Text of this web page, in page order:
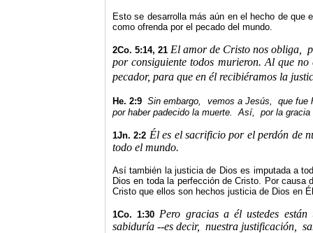
Esto se desarrolla más aún en el hecho de que
como ofrenda por el pecado del mundo.
2Co. 5:14, 21 El amor de Cristo nos obliga,
por consiguiente todos murieron. Al que no
pecador, para que en él recibiéramos la
He. 2:9 Sin embargo, vemos a Jesús,
que fue
por haber padecido la muerte.
Así, por la gracia
1Jn. 2:2 Él es el sacrificio por el perdón de
todo el mundo.
Así también la justicia de Dios es imputada a
Dios en toda la perfección de Cristo. Por
Cristo que ellos son hechos justicia de Dios en
1Co. 1:30Pero gracias a él ustedes
sabiduría --es decir, nuestra justificación,